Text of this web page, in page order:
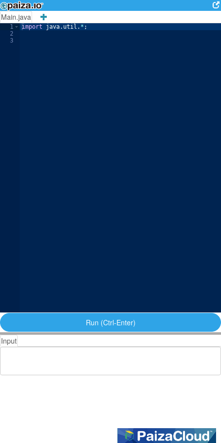
Main.java
1
2
3
import java. util . * ;
Run (Ctrl-Enter)
Input